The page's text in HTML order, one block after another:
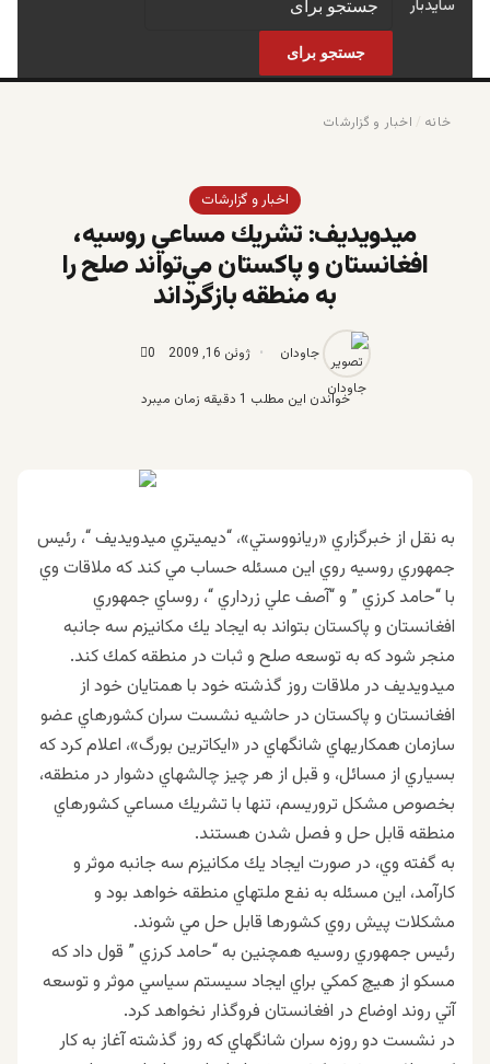
سایدبار
جستجو برای
خانه اخبار و گزارشات
اخبار و گزارشات
ميدويديف: تشريك مساعي روسيه،
افغانستان و پاكستان مي‌تواند صلح را
به منطقه بازگرداند
جاودان ژوئن 16, 2009 0
خواندن این مطلب 1 دقیقه زمان میبرد
به نقل از خبرگزاري «ريانووستي»، “ديميتري ميدويديف “، رئيس
جمهوري روسيه روي اين مسئله حساب مي كند كه ملاقات وي
با “حامد كرزي ” و “آصف علي زرداري “، روساي جمهوري
افغانستان و پاكستان بتواند به ايجاد يك مكانيزم سه جانبه
منجر شود كه به توسعه صلح و ثبات در منطقه كمك كند.
ميدويديف در ملاقات روز گذشته خود با همتايان خود از
افغانستان و پاكستان در حاشيه نشست سران كشورهاي عضو
سازمان همكاريهاي شانگهاي در «ايكاترين بورگ»، اعلام كرد كه
بسياري از مسائل، و قبل از هر چيز چالشهاي دشوار در منطقه،
بخصوص مشكل تروريسم، تنها با تشريك مساعي كشورهاي
منطقه قابل حل و فصل شدن هستند.
به گفته وي، در صورت ايجاد يك مكانيزم سه جانبه موثر و
كارآمد، اين مسئله به نفع ملتهاي منطقه خواهد بود و
مشكلات پيش روي كشورها قابل حل مي شوند.
رئيس جمهوري روسيه همچنين به “حامد كرزي ” قول داد كه
مسكو از هيچ كمكي براي ايجاد سيستم سياسي موثر و توسعه
آتي روند اوضاع در افغانستان فروگذار نخواهد كرد.
در نشست دو روزه سران شانگهاي كه روز گذشته آغاز به كار